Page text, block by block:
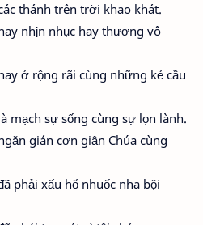
thánh trên trời khao khát.
nhịn nhục hay thương vô
ở rộng rãi cùng những kẻ cầu
mạch sự sống cùng sự lọn lành.
gián cơn giận Chúa cùng
phải xấu hổ nhuốc nha bội